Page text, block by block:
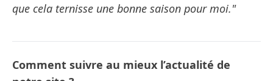
que cela ternisse une bonne saison pour moi."
Comment suivre au mieux l’actualité de